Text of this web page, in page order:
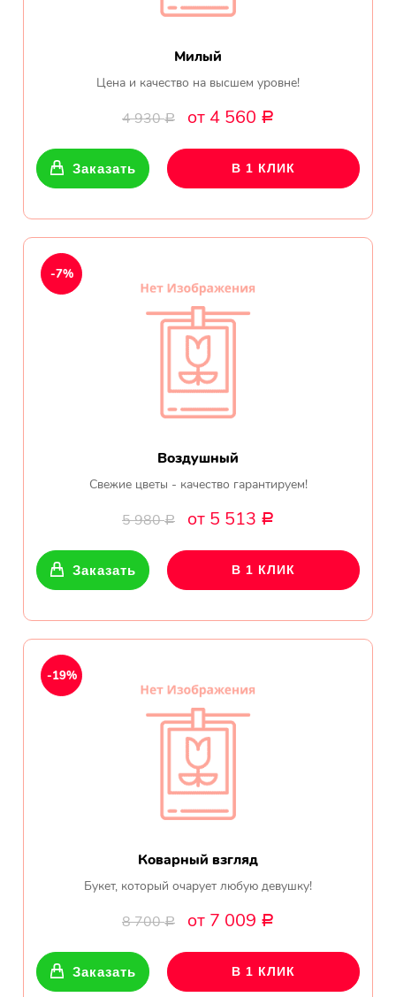
Милый
Цена и качество на высшем уровне!
4 930Р от 4 560 Р
Заказать В 1 КЛИК
Воздушный
Свежие цветы - качество гарантируем!
5 980Р от 5 513 Р
-7%
Заказать В 1 КЛИК
Коварный взгляд
Букет, который очарует любую девушку!
8 700Р от 7 009 Р
-19%
Заказать В 1 КЛИК